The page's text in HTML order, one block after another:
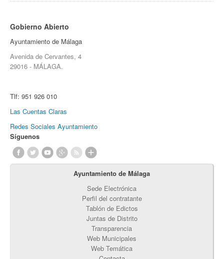
Gobierno Abierto
Ayuntamiento de Málaga
Avenida de Cervantes, 4
29016 - MÁLAGA.
Tlf: 951 926 010
Las Cuentas Claras
Redes Sociales Ayuntamiento
Síguenos
Ayuntamiento de Málaga
Sede Electrónica
Perfil del contratante
Tablón de Edictos
Juntas de Distrito
Transparencia
Web Municipales
Web Temática